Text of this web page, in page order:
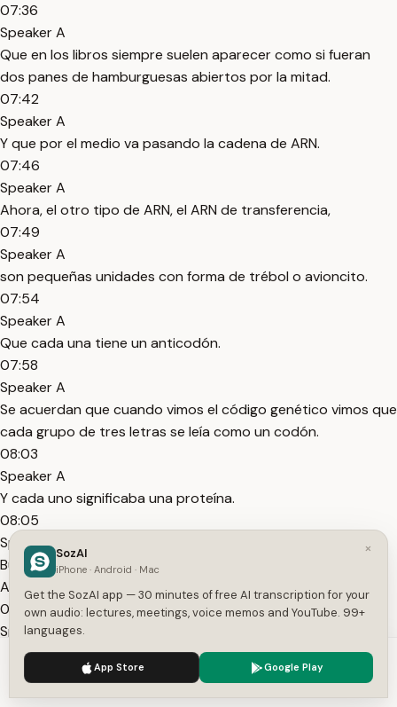
07:36
Speaker A
Que en los libros siempre suelen aparecer como si fueran
dos panes de hamburguesas abiertos por la mitad.
07:42
Speaker A
Y que por el medio va pasando la cadena de ARN.
07:46
Speaker A
Ahora, el otro tipo de ARN, el ARN de transferencia,
07:49
Speaker A
son pequeñas unidades con forma de trébol o avioncito.
07:54
Speaker A
Que cada una tiene un anticodón.
07:58
Speaker A
Se acuerdan que cuando vimos el código genético vimos que
cada grupo de tres letras se leía como un codón.
08:03
Speaker A
Y cada uno significaba una proteína.
08:05
Speaker A
Bueno, el codón va a ser la secuencia de tres que está en el
ARN.
08:10
Speaker A
Y el anticodón va a ser la secuencia que está en el ARN de
transferencia.
08:14
We use cookies to enhance your experience.
×
SozAI
iPhone · Android · Mac
Get the SozAI app — 30 minutes of free AI transcription for your
own audio: lectures, meetings, voice memos and YouTube. 99+
languages.
App Store Google Play